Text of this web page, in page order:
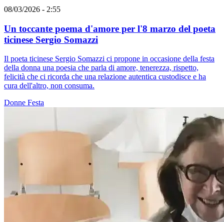
08/03/2026 - 2:55
Un toccante poema d'amore per l'8 marzo del poeta
ticinese Sergio Somazzi
Il poeta ticinese Sergio Somazzi ci propone in occasione della festa
della donna una poesia che parla di amore, tenerezza, rispetto,
felicità che ci ricorda che una relazione autentica custodisce e ha
cura dell'altro, non consuma.
Donne Festa